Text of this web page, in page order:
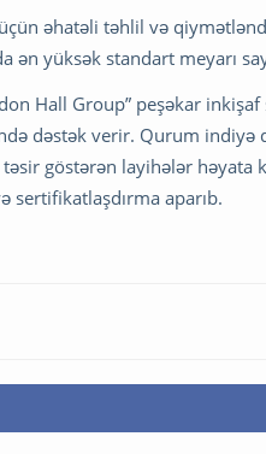
əhatəli təhlil və
yüksək standart meyarı
Hall Group” peşəkar
dəstək verir. Qurum
göstərən layihələr həyata
aparıb.